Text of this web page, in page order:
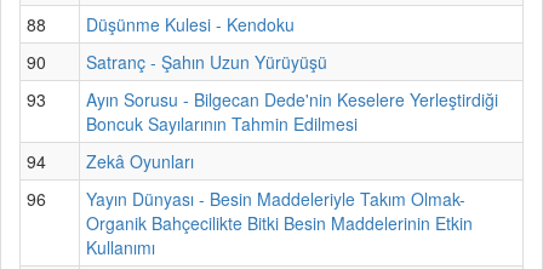
88
Düşünme Kulesi - Kendoku
90
Satranç - Şahın Uzun Yürüyüşü
93
Ayın Sorusu - Bilgecan Dede'nin Keselere Yerleştirdiği
Boncuk Sayılarının Tahmin Edilmesi
94
Zekâ Oyunları
96
Yayın Dünyası - Besin Maddeleriyle Takım Olmak-
Organik Bahçecilikte Bitki Besin Maddelerinin Etkin
Kullanımı